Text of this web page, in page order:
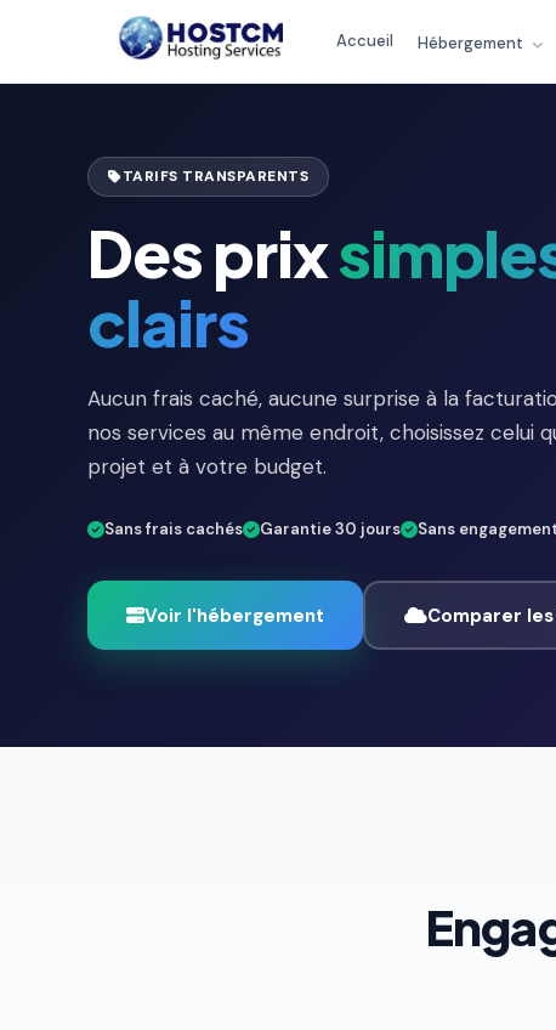
Accueil Hébergement
TARIFS TRANSPARENTS
Des prix
clairs
Aucun frais caché, aucune surprise à la
nos services au même endroit, choisissez celui
projet et à votre budget.
Sans frais cachés Garantie 30 jours Sans engagement
Voir l'hébergement Comparer les